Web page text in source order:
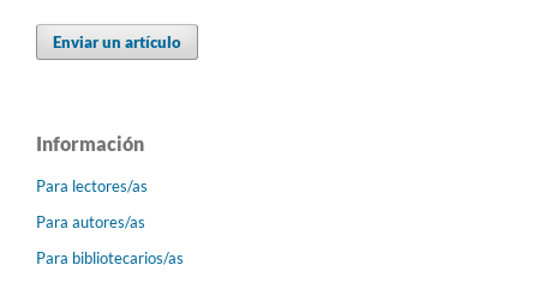
Enviar un artículo
Información
Para lectores/as
Para autores/as
Para bibliotecarios/as